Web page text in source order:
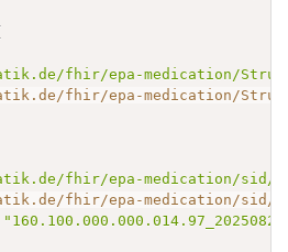
fhir/epa-medication/
fhir/epa-medication/
fhir/epa-medication/
fhir/epa-medication/